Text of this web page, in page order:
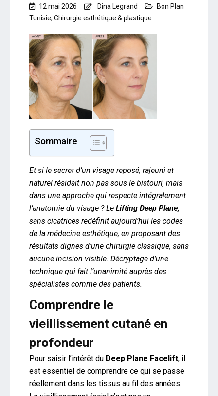
12 mai 2026 Dina Legrand
Bon Plan
Tunisie, Chirurgie esthétique & plastique
Sommaire
Et si le secret d’un visage reposé, rajeuni et
naturel résidait non pas sous le bistouri, mais
dans une approche qui respecte intégralement
l’anatomie du visage ? Le Lifting Deep Plane,
sans cicatrices redéfinit aujourd’hui les codes
de la médecine esthétique, en proposant des
résultats dignes d’une chirurgie classique, sans
aucune incision visible. Décryptage d’une
technique qui fait l’unanimité auprès des
spécialistes comme des patients.
Comprendre le
vieillissement cutané en
profondeur
Pour saisir l’intérêt du Deep Plane Facelift, il
est essentiel de comprendre ce qui se passe
réellement dans les tissus au fil des années.